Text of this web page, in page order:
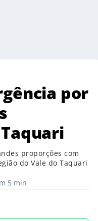
por
proporções com
do Vale do Taquari
5 min